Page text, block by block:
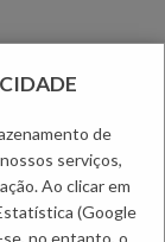
-60%
de
serviços,
Ao clicar em
(Google